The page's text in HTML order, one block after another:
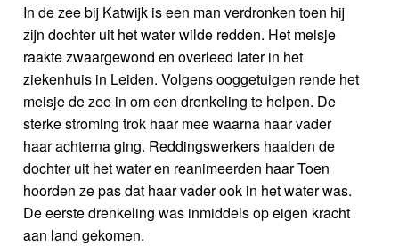
In de zee bij Katwijk is een man verdronken toen hij
zijn dochter uit het water wilde redden. Het meisje
raakte zwaargewond en overleed later in het
ziekenhuis in Leiden. Volgens ooggetuigen rende het
meisje de zee in om een drenkeling te helpen. De
sterke stroming trok haar mee waarna haar vader
haar achterna ging. Reddingswerkers haalden de
dochter uit het water en reanimeerden haar Toen
hoorden ze pas dat haar vader ook in het water was.
De eerste drenkeling was inmiddels op eigen kracht
aan land gekomen.